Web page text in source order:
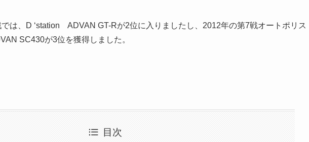
は、D ‘station ADVAN GT-Rが2位に入りましたし、2012年の第7戦オートポリス
SC430が3位を獲得しました。
目次